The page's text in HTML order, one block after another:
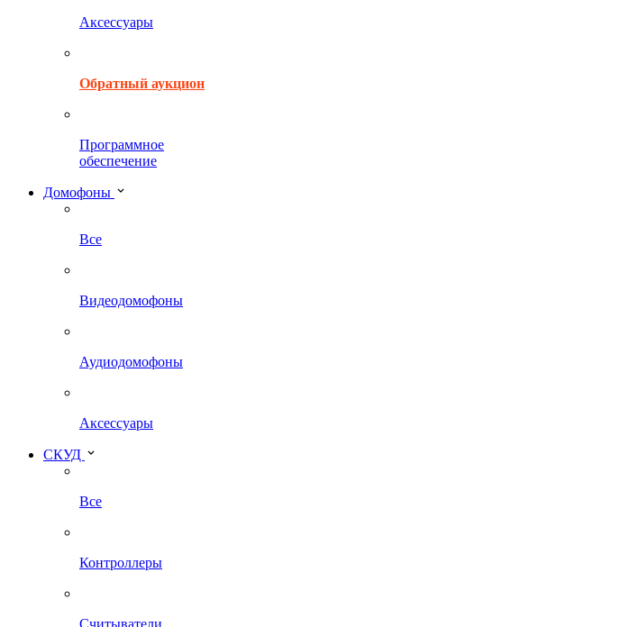
Аксессуары
Обратный аукцион
Программное
обеспечение
Домофоны
Все
Видеодомофоны
Аудиодомофоны
Аксессуары
СКУД
Все
Контроллеры
Считыватели